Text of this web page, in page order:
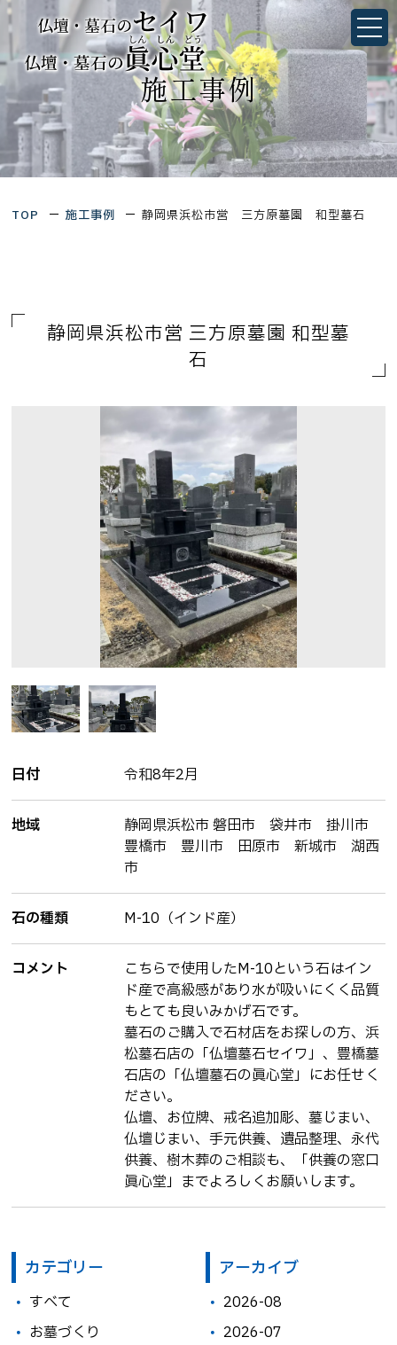
静岡県浜松市営 三方原墓園 和型墓石｜墓石・仏
壇のことなら静岡県浜松市・愛知県豊橋市にあるセ
イワ／眞心堂
静岡県浜松市中央区佐鳴台1丁目4-27
愛知県豊橋市三ノ輪町字本興寺1-10
会社概要
安心のお墓じまい・修繕リフォーム
お墓に文字を刻む大切な想い
ご先祖さまを想う仏壇・仏具
神さまをお迎えする神壇と神具
ブログ
よくある質問
お問い合わせ
TOP 施工事例 静岡県浜松市営 三方原墓園 和型墓石
日付 令和8年2月
地域
静岡県浜松市 磐田市 袋井市 掛川市
豊橋市 豊川市 田原市 新城市 湖西
市
石の種類 M-10（インド産）
コメント
こちらで使用したM-10という石はイン
ド産で高級感があり水が吸いにくく品質
もとても良いみかげ石です。
墓石のご購入で石材店をお探しの方、浜
松墓石店の「仏壇墓石セイワ」、豊橋墓
石店の「仏壇墓石の眞心堂」にお任せく
ださい。
仏壇、お位牌、戒名追加彫、墓じまい、
仏壇じまい、手元供養、遺品整理、永代
供養、樹木葬のご相談も、「供養の窓口
眞心堂」までよろしくお願いします。
カテゴリー
すべて
お墓づくり
アーカイブ
2026-08
2026-07